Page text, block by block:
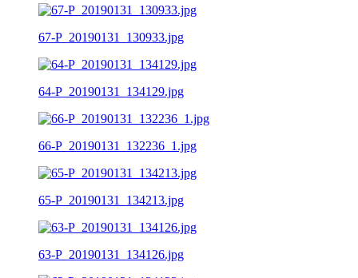
67-P_20190131_130933.jpg
64-P_20190131_134129.jpg
66-P_20190131_132236_1.jpg
65-P_20190131_134213.jpg
63-P_20190131_134126.jpg